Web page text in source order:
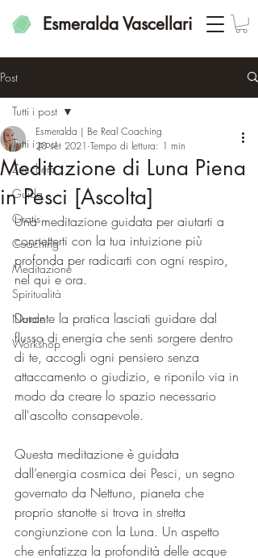
Esmeralda Vascellari
Post
Tutti i post
Zucchero
Guida
Gratis
Coaching
Meditazione
Spiritualità
Natale
Workshop
Tutti i post
Meditazione di Luna Piena
in Pesci [Ascolta]
Esmeralda | Be Real Coaching
20 set 2021 Tempo di lettura: 1 min
Una meditazione guidata per aiutarti a
connetterti con la tua intuizione più
profonda per radicarti con ogni respiro,
nel qui e ora.
Durante la pratica lasciati guidare dal
flusso di energia che senti sorgere dentro
di te, accogli ogni pensiero senza
attaccamento o giudizio, e riponilo via in
modo da creare lo spazio necessario
all'ascolto consapevole.
Questa meditazione è guidata
dall’energia cosmica dei Pesci, un segno
governato da Nettuno, pianeta che
proprio stanotte si trova in stretta
congiunzione con la Luna. Un aspetto
che enfatizza la profondità delle acque